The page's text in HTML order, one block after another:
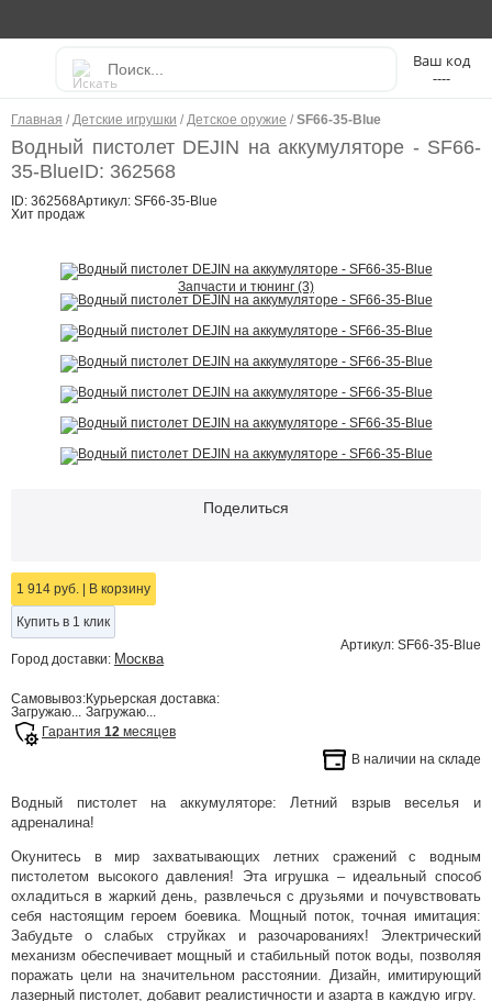
----
Главная / Детские игрушки / Детское оружие / SF66-35-Blue
Водный пистолет DEJIN на аккумуляторе - SF66-
35-BlueID: 362568
ID: 362568Артикул: SF66-35-Blue
Хит продаж
Запчасти и тюнинг (3)
Поделиться
1 914 руб. В корзину
Купить в 1 клик
Артикул: SF66-35-Blue
Город доставки: Москва
Самовывоз:
Загружаю...
Курьерская доставка:
Загружаю...
Гарантия 12 месяцев
В наличии на складе
Водный пистолет на аккумуляторе: Летний взрыв веселья и
адреналина!
Окунитесь в мир захватывающих летних сражений с водным
пистолетом высокого давления! Эта игрушка – идеальный способ
охладиться в жаркий день, развлечься с друзьями и почувствовать
себя настоящим героем боевика. Мощный поток, точная имитация:
Забудьте о слабых струйках и разочарованиях! Электрический
механизм обеспечивает мощный и стабильный поток воды, позволяя
поражать цели на значительном расстоянии. Дизайн, имитирующий
лазерный пистолет, добавит реалистичности и азарта в каждую игру.